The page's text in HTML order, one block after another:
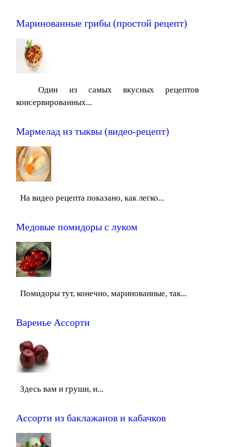
Маринованные грибы (простой рецепт)
Один из самых вкусных рецептов
консервированных...
Мармелад из тыквы (видео-рецепт)
На видео рецепта показано, как легко...
Медовые помидоры с луком
Помидоры тут, конечно, маринованные, так...
Варенье Ассорти
Здесь вам и груши, и...
Ассорти из баклажанов и кабачков